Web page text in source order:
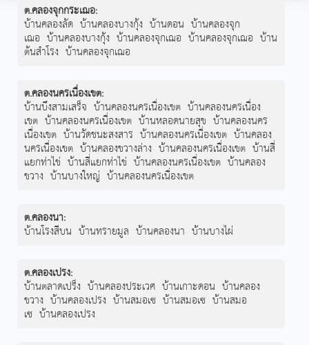
ต.คลองจุกกระเฌอ:
บ้านคลองลัด บ้านคลองบางกุ้ง บ้านดอน บ้านคลองจุก
เฌอ บ้านคลองบางกุ้ง บ้านคลองจุกเฌอ บ้านคลองจุกเฌอ บ้าน
ต้นสำโรง บ้านคลองจุกเฌอ
ต.คลองนครเนื่องเขต:
บ้านบึงสามเสร็จ บ้านคลองนครเนื่องเขต บ้านคลองนครเนื่อง
เขต บ้านคลองนครเนื่องเขต บ้านหลอดนายสุข บ้านคลองนคร
เนื่องเขต บ้านวัดชนะสงสาร บ้านคลองนครเนื่องเขต บ้านคลอง
นครเนื่องเขต บ้านคลองขวางล่าง บ้านคลองนครเนื่องเขต บ้านสี่
แยกท่าไข่ บ้านสี่แยกท่าไข่ บ้านคลองนครเนื่องเขต บ้านคลอง
ขวาง บ้านบางใหญ่ บ้านคลองนครเนื่องเขต
ต.คลองนา:
บ้านโรงสีบน บ้านทรายมูล บ้านคลองนา บ้านบางไผ่
ต.คลองเปรง:
บ้านตลาดเปร็ง บ้านคลองประเวศ บ้านเกาะดอน บ้านคลอง
ขวาง บ้านคลองเปรง บ้านสมอเซ บ้านสมอเซ บ้านสมอ
เซ บ้านคลองเปรง